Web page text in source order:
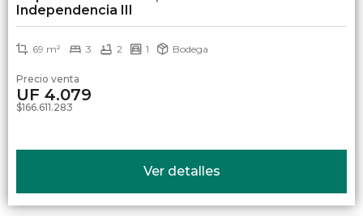
Independencia III
69 m² 3 2 1 Bodega
Precio venta
UF 4.079
$166.611.283
Ver detalles